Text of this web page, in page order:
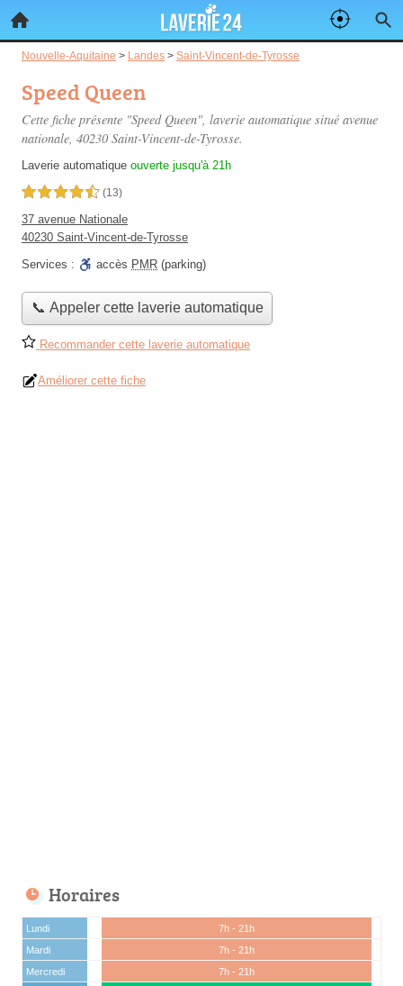
Nouvelle-Aquitaine > Landes > Saint-Vincent-de-Tyrosse
Speed Queen
Cette fiche présente "Speed Queen", laverie automatique situé avenue
nationale, 40230 Saint-Vincent-de-Tyrosse.
Laverie automatique ouverte jusqu'à 21h
4,5 étoiles sur 5 (13)
37 avenue Nationale
40230 Saint-Vincent-de-Tyrosse
Services :
accès PMR (parking)
📞 Appeler cette laverie automatique
Recommander cette laverie automatique
Améliorer cette fiche
Horaires
Lundi
7h - 21h
Mardi
7h - 21h
Mercredi
7h - 21h